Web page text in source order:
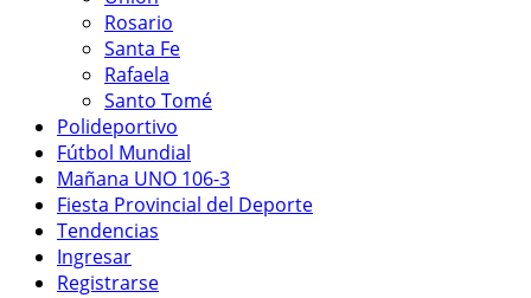
Rosario
Santa Fe
Rafaela
Santo Tomé
Polideportivo
Fútbol Mundial
Mañana UNO 106-3
Fiesta Provincial del Deporte
Tendencias
Ingresar
Registrarse